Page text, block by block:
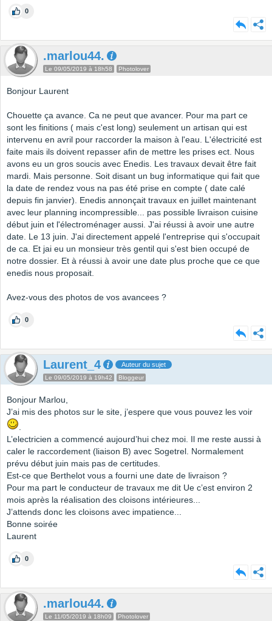
0
.marlou44.
Le 09/05/2019 à 18h58 Photolover
Bonjour Laurent
Chouette ça avance. Ca ne peut que avancer. Pour ma part ce
sont les finitions ( mais c'est long) seulement un artisan qui est
intervenu en avril pour raccorder la maison à l'eau. L'électricité est
faite mais ils doivent repasser afin de mettre les prises ect. Nous
avons eu un gros soucis avec Enedis. Les travaux devait être fait
mardi. Mais personne. Soit disant un bug informatique qui fait que
la date de rendez vous na pas été prise en compte ( date calé
depuis fin janvier). Enedis annonçait travaux en juillet maintenant
avec leur planning incompressible... pas possible livraison cuisine
début juin et l'électroménager aussi. J'ai réussi à avoir une autre
date. Le 13 juin. J'ai directement appelé l'entreprise qui s'occupait
de ca. Et jai eu un monsieur très gentil qui s'est bien occupé de
notre dossier. Et à réussi à avoir une date plus proche que ce que
enedis nous proposait.
Avez-vous des photos de vos avancees ?
0
Laurent_4 Auteur du sujet
Le 09/05/2019 à 19h42 Bloggeur
Bonjour Marlou,
J’ai mis des photos sur le site, j’espere que vous pouvez les voir
.
L’electricien a commencé aujourd’hui chez moi. Il me reste aussi à
caler le raccordement (liaison B) avec Sogetrel. Normalement
prévu début juin mais pas de certitudes.
Est-ce que Berthelot vous a fourni une date de livraison ?
Pour ma part le conducteur de travaux me dit Ue c’est environ 2
mois après la réalisation des cloisons intérieures...
J’attends donc les cloisons avec impatience...
Bonne soirée
Laurent
0
.marlou44.
Le 11/05/2019 à 18h09 Photolover